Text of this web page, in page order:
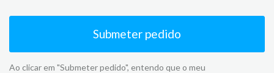
Submeter pedido
Ao clicar em "Submeter pedido", entendo que o meu